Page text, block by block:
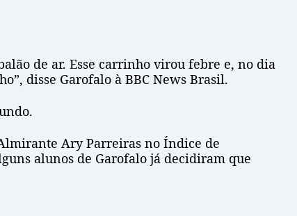
de ar. Esse carrinho virou febre e, no dia
disse Garofalo à BBC News Brasil.
Ary Parreiras no Índice de
alunos de Garofalo já decidiram que